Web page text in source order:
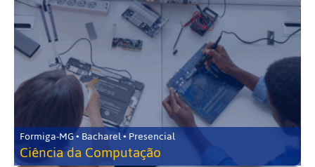
Formiga-MG • Bacharel • Presencial
Ciência da Computação